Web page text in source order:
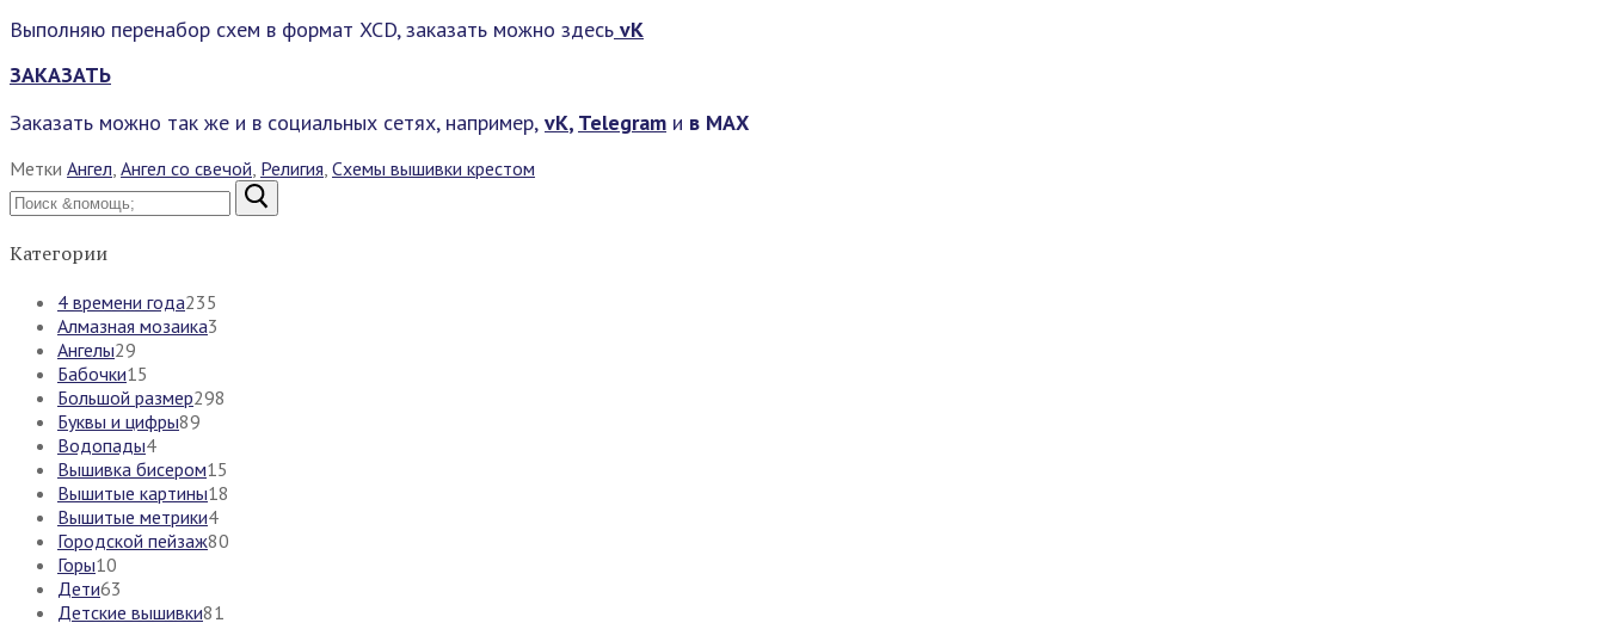
Выполняю перенабор схем в формат XCD, заказать можно здесь vK
ЗАКАЗАТЬ
Заказать можно так же и в социальных сетях, например, vK, Telegram и в МАХ
Метки Ангел Ангел со свечой Религия Схемы вышивки крестом
Найти:
Категории
4 времени года235
Алмазная мозаика3
Ангелы29
Бабочки15
Большой размер298
Буквы и цифры89
Водопады4
Вышивка бисером15
Вышитые картины18
Вышитые метрики4
Городской пейзаж80
Горы10
Дети63
Детские вышивки81